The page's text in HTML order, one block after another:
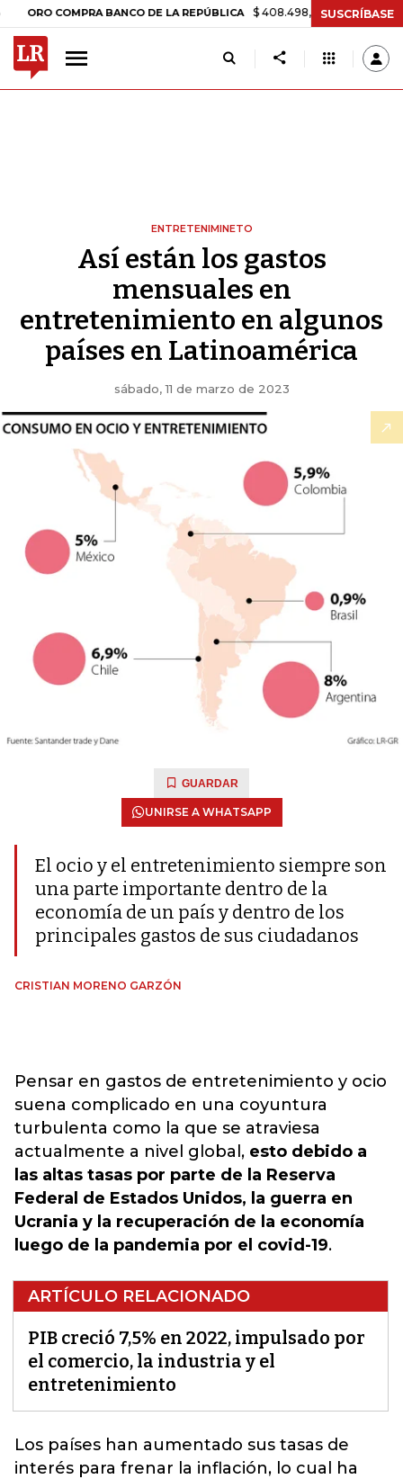
COMPRA BANCO DE LA REPÚBLICA $ 408.498,97 +$ 8.753,81 +2,19%
SUSCRÍBASE
ENTRETENIMINETO
Así están los gastos
mensuales en
entretenimiento en algunos
países en Latinoamérica
sábado, 11 de marzo de 2023
GUARDAR
UNIRSE A WHATSAPP
El ocio y el entretenimiento siempre son
una parte importante dentro de la
economía de un país y dentro de los
principales gastos de sus ciudadanos
CRISTIAN MORENO GARZÓN
Pensar en gastos de entretenimiento y ocio
suena complicado en una coyuntura
turbulenta como la que se atraviesa
actualmente a nivel global, esto debido a
las altas tasas por parte de la Reserva
Federal de Estados Unidos, la guerra en
Ucrania y la recuperación de la economía
luego de la pandemia por el covid-19.
ARTÍCULO RELACIONADO
PIB creció 7,5% en 2022, impulsado por
el comercio, la industria y el
entretenimiento
Los países han aumentado sus tasas de
interés para frenar la inflación, lo cual ha